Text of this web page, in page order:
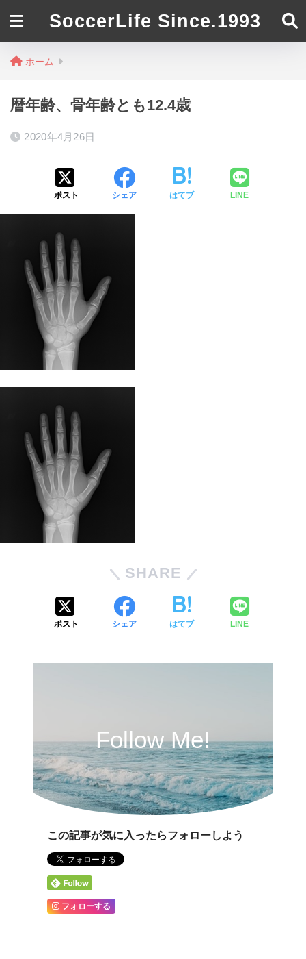
SoccerLife Since.1993
ホーム
暦年齢、骨年齢とも12.4歳
2020年4月26日
ポスト シェア はてブ LINE
SHARE
ポスト シェア はてブ LINE
Follow Me!
この記事が気に入ったらフォローしよう
フォローする